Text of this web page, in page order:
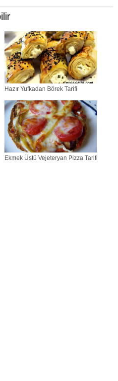
Hazır Yufkadan Börek Tarifi
Ekmek Üstü Vejeteryan Pizza Tarifi